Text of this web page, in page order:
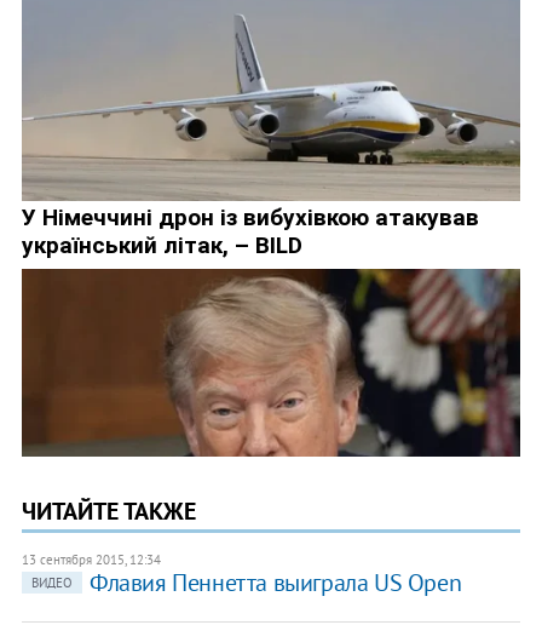
ЧИТАЙТЕ ТАКЖЕ
13 сентября 2015, 12:34
ВИДЕО
Флавия Пеннетта выиграла US Open